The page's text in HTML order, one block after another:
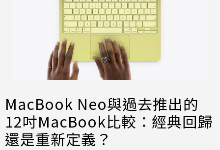
MacBook Neo與過去推出的
12吋MacBook比較：經典回歸
還是重新定義？